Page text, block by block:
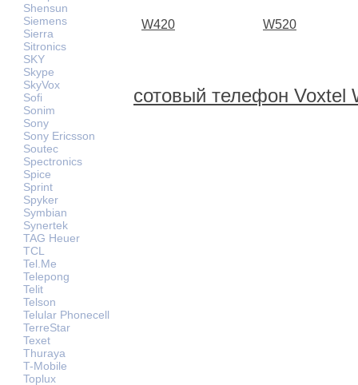
Shensun
Siemens
Sierra
Sitronics
SKY
Skype
SkyVox
Sofi
Sonim
Sony
Sony Ericsson
Soutec
Spectronics
Spice
Sprint
Spyker
Symbian
Synertek
TAG Heuer
TCL
Tel.Me
Telepong
Telit
Telson
Telular Phonecell
TerreStar
Texet
Thuraya
T-Mobile
Toplux
W420 W520
сотовый телефон Voxtel